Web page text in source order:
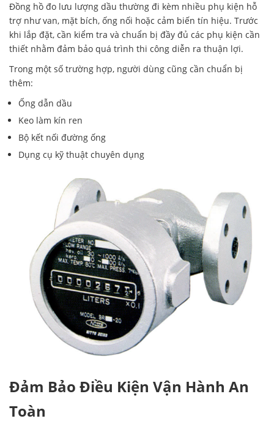
Đồng hồ đo lưu lượng dầu thường đi kèm nhiều phụ kiện hỗ
trợ như van, mặt bích, ống nối hoặc cảm biến tín hiệu. Trước
khi lắp đặt, cần kiểm tra và chuẩn bị đầy đủ các phụ kiện cần
thiết nhằm đảm bảo quá trình thi công diễn ra thuận lợi.
Trong một số trường hợp, người dùng cũng cần chuẩn bị
thêm:
Ống dẫn dầu
Keo làm kín ren
Bộ kết nối đường ống
Dụng cụ kỹ thuật chuyên dụng
Đảm Bảo Điều Kiện Vận Hành An
Toàn